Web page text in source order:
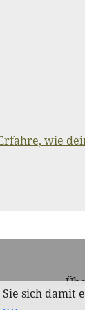
wie
sich damit